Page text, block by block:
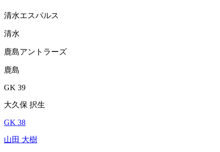
清水エスパルス
清水
鹿島アントラーズ
鹿島
GK 39
大久保 択生
GK 38
山田 大樹